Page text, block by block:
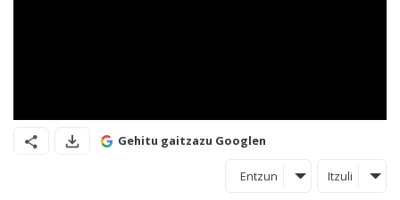
Gehitu gaitzazu Googlen
Entzun Itzuli